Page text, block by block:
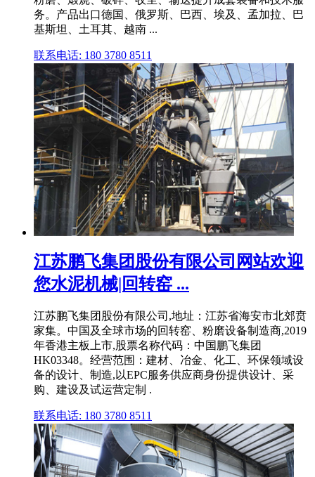
务。产品出口德国、俄罗斯、巴西、埃及、孟加拉、巴
基斯坦、土耳其、越南 ...
联系电话: 180 3780 8511
江苏鹏飞集团股份有限公司网站欢迎
您水泥机械|回转窑 ...
江苏鹏飞集团股份有限公司,地址：江苏省海安市北郊贲
家集。中国及全球市场的回转窑、粉磨设备制造商,2019
年香港主板上市,股票名称代码：中国鹏飞集团
HK03348。经营范围：建材、冶金、化工、环保领域设
备的设计、制造,以EPC服务供应商身份提供设计、采
购、建设及试运营定制 .
联系电话: 180 3780 8511